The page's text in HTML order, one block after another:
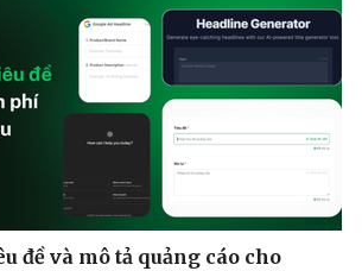
đề và mô tả quảng cáo cho